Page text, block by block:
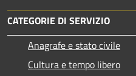
CATEGORIE DI SERVIZIO
Anagrafe e stato civile
Cultura e tempo libero